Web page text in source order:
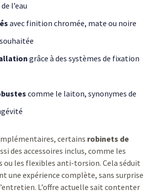
l’eau
avec finition chromée, mate ou noire
grâce à des systèmes de fixation
comme le laiton, synonymes de
certains robinets de
des accessoires inclus, comme les
ou les flexibles anti-torsion. Cela séduit
une expérience complète, sans surprise
L’offre actuelle sait contenter